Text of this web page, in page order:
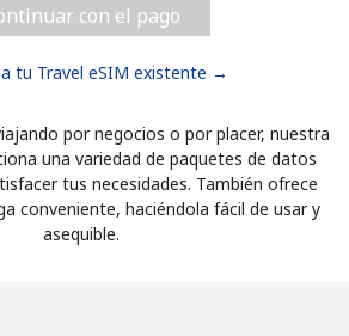
con el pago
tu Travel eSIM existente →
por negocios o por placer, nuestra
una variedad de paquetes de datos
tus necesidades. También ofrece
conveniente, haciéndola fácil de usar y
asequible.